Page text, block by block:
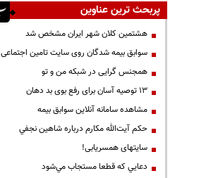
پربحث ترین عناوین
هشتمین کلان شهر ایران مشخص شد
سوابق بیمه شدگان روی سایت تامین اجتماعی
همجنس گرایی در شبکه من و تو
13 توصیه آسان برای رفع بوی بد دهان
مشاهده سامانه آنلاين سوابق بیمه
حكم آيت‌الله مكارم درباره شاهين نجفي
سایتهای همسریابی!
دعايي كه قطعا مستجاب مي‌شود